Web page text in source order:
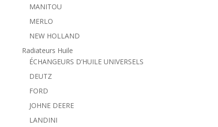
MANITOU
MERLO
NEW HOLLAND
Radiateurs Huile
ÉCHANGEURS D’HUILE UNIVERSELS
DEUTZ
FORD
JOHNE DEERE
LANDINI